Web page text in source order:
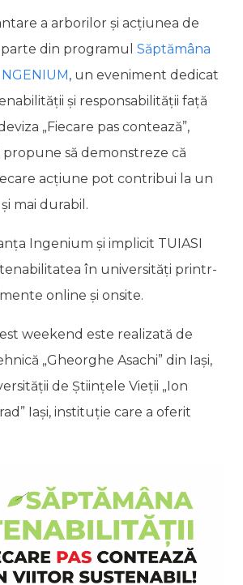
a arborilor și acțiunea de
din programul Săptămâna
, un eveniment dedicat
și responsabilității față
„Fiecare pas contează”,
să demonstreze că
acțiune pot contribui la un
mai durabil.
Ingenium și implicit TUIASI
în universități printr-
online și onsite.
weekend este realizată de
„Gheorghe Asachi” din Iași,
de Științele Vieții „Ion
Iași, instituție care a oferit